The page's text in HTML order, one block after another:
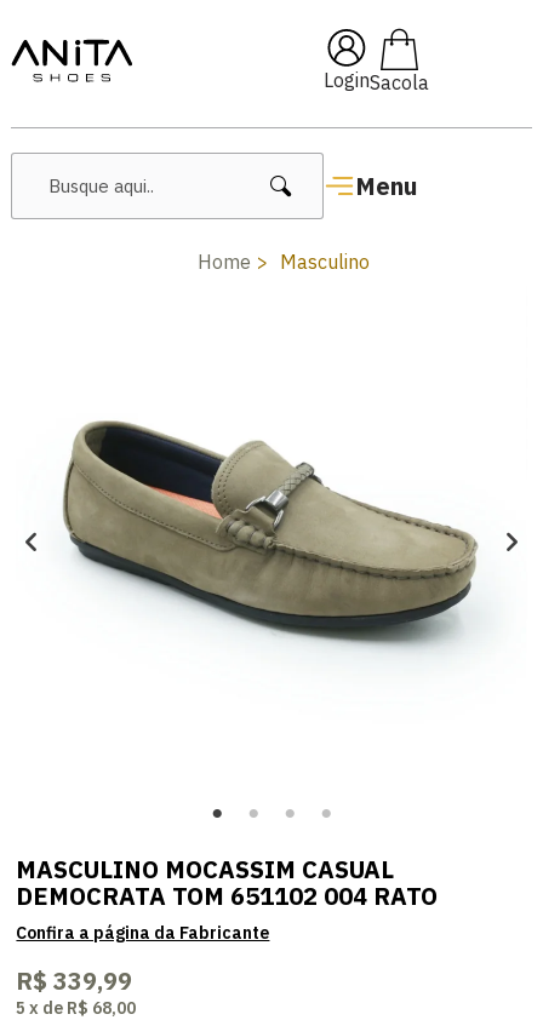
Login
Menu
Home Masculino
MASCULINO MOCASSIM CASUAL
DEMOCRATA TOM 651102 004 RATO
R$ 339,99
5 x de R$ 68,00